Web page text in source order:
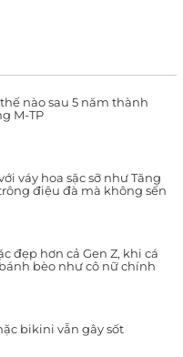
nào sau 5 năm thành
M-TP
váy hoa sặc sỡ như Tăng
điệu đà mà không sến
đẹp hơn cả Gen Z, khi cá
bèo như cô nữ chính
bikini vẫn gây sốt